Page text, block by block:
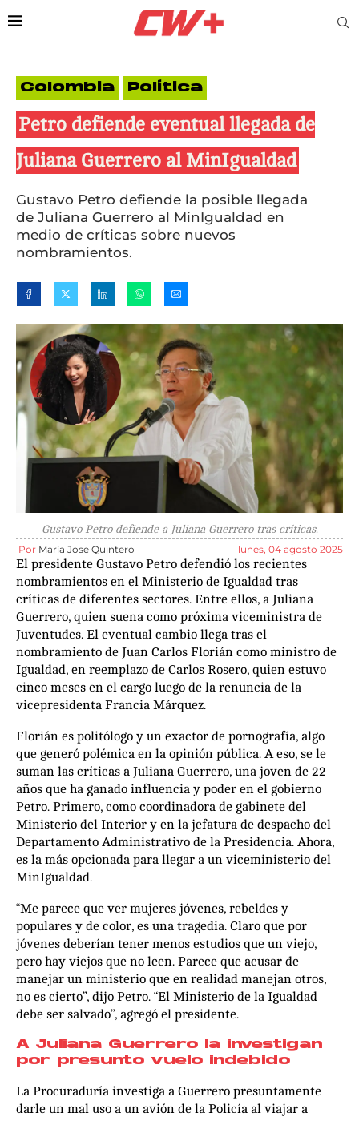
Colombia Política
Petro defiende eventual llegada de
Juliana Guerrero al MinIgualdad
Gustavo Petro defiende la posible llegada
de Juliana Guerrero al MinIgualdad en
medio de críticas sobre nuevos
nombramientos.
Gustavo Petro defiende a Juliana Guerrero tras críticas.
Por María Jose Quintero lunes, 04 agosto 2025
El presidente Gustavo Petro defendió los recientes
nombramientos en el Ministerio de Igualdad tras
críticas de diferentes sectores. Entre ellos, a Juliana
Guerrero, quien suena como próxima viceministra de
Juventudes. El eventual cambio llega tras el
nombramiento de Juan Carlos Florián como ministro de
Igualdad, en reemplazo de Carlos Rosero, quien estuvo
cinco meses en el cargo luego de la renuncia de la
vicepresidenta Francia Márquez.
Florián es politólogo y un exactor de pornografía, algo
que generó polémica en la opinión pública. A eso, se le
suman las críticas a Juliana Guerrero, una joven de 22
años que ha ganado influencia y poder en el gobierno
Petro. Primero, como coordinadora de gabinete del
Ministerio del Interior y en la jefatura de despacho del
Departamento Administrativo de la Presidencia. Ahora,
es la más opcionada para llegar a un viceministerio del
MinIgualdad.
“Me parece que ver mujeres jóvenes, rebeldes y
populares y de color, es una tragedia. Claro que por
jóvenes deberían tener menos estudios que un viejo,
pero hay viejos que no leen. Parece que acusar de
manejar un ministerio que en realidad manejan otros,
no es cierto”, dijo Petro. “El Ministerio de la Igualdad
debe ser salvado”, agregó el presidente.
A Juliana Guerrero la investigan
por presunto vuelo indebido
La Procuraduría investiga a Guerrero presuntamente
darle un mal uso a un avión de la Policía al viajar a